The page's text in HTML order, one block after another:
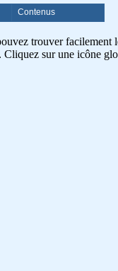
Contenus
trouver facilement
sur une icône